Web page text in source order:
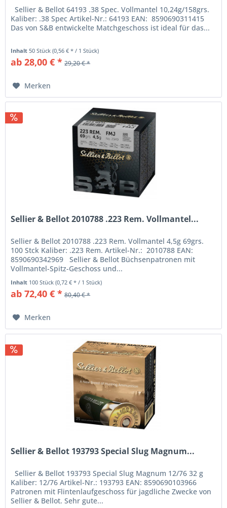
Sellier & Bellot 64193 .38 Spec. Vollmantel 10,24g/158grs.
Kaliber: .38 Spec Artikel-Nr.: 64193 EAN: 8590690311415
Das von S&B entwickelte Matchgeschoss ist ideal für das...
Inhalt 50 Stück(0,56 € * / 1 Stück)
ab 28,00 € * 29,20 € *
Merken
Sellier & Bellot 2010788 .223 Rem. Vollmantel...
Sellier & Bellot 2010788 .223 Rem. Vollmantel 4,5g 69grs.
100 Stck Kaliber: .223 Rem. Artikel-Nr.: 2010788 EAN:
8590690342969 Sellier & Bellot Büchsenpatronen mit
Vollmantel-Spitz-Geschoss und...
Inhalt 100 Stück(0,72 € * / 1 Stück)
ab 72,40 € * 80,40 € *
Merken
Sellier & Bellot 193793 Special Slug Magnum...
Sellier & Bellot 193793 Special Slug Magnum 12/76 32 g
Kaliber: 12/76 Artikel-Nr.: 193793 EAN: 8590690103966
Patronen mit Flintenlaufgeschoss für jagdliche Zwecke von
Sellier & Bellot. Sehr gute...